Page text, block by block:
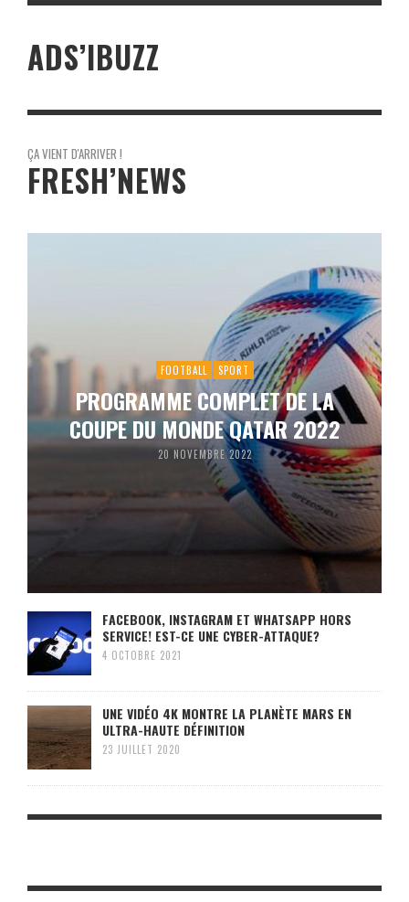
ADS’IBUZZ
ÇA VIENT D'ARRIVER !
FRESH’NEWS
FOOTBALL SPORT
PROGRAMME COMPLET DE LA
COUPE DU MONDE QATAR 2022
20 NOVEMBRE 2022
FACEBOOK, INSTAGRAM ET WHATSAPP HORS
SERVICE! EST-CE UNE CYBER-ATTAQUE?
4 OCTOBRE 2021
UNE VIDÉO 4K MONTRE LA PLANÈTE MARS EN
ULTRA-HAUTE DÉFINITION
23 JUILLET 2020